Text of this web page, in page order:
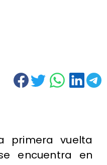
primera vuelta
encuentra en